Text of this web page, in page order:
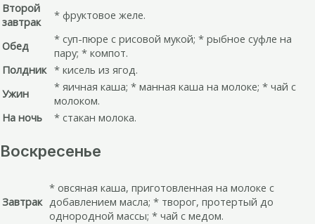
Второй
завтрак
* фруктовое желе.
Обед
* суп-пюре с рисовой мукой; * рыбное суфле на
пару; * компот.
Полдник * кисель из ягод.
Ужин
* яичная каша; * манная каша на молоке; * чай с
молоком.
На ночь
* стакан молока.
Воскресенье
Завтрак
* овсяная каша, приготовленная на молоке с
добавлением масла; * творог, протертый до
однородной массы; * чай с медом.